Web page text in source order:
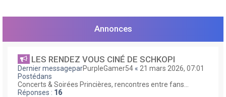
h
r
Annonces
LES RENDEZ VOUS CINÉ DE SCHKOPI
Dernier messageparPurpleGamer54 « 21 mars 2026, 07:01
Postédans
Concerts & Soirées Princières, rencontres entre fans...
Réponses : 16